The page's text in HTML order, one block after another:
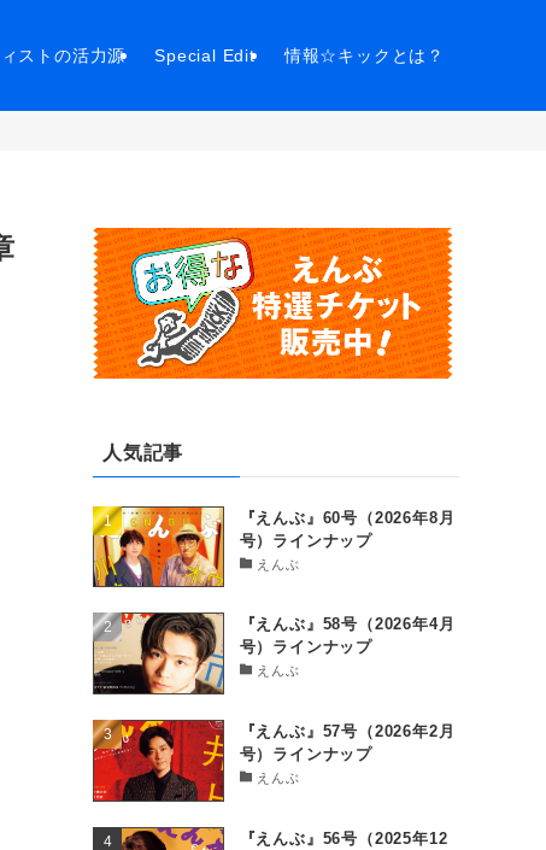
ストの活力源 Special Edit 情報☆キックとは？
人気記事
『えんぶ』60号（2026年8月
号）ラインナップ
えんぶ
『えんぶ』58号（2026年4月
号）ラインナップ
えんぶ
『えんぶ』57号（2026年2月
号）ラインナップ
えんぶ
『えんぶ』56号（2025年12